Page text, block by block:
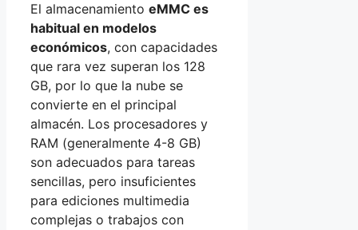
El almacenamiento eMMC es
habitual en modelos
económicos, con capacidades
que rara vez superan los 128
GB, por lo que la nube se
convierte en el principal
almacén. Los procesadores y
RAM (generalmente 4-8 GB)
son adecuados para tareas
sencillas, pero insuficientes
para ediciones multimedia
complejas o trabajos con